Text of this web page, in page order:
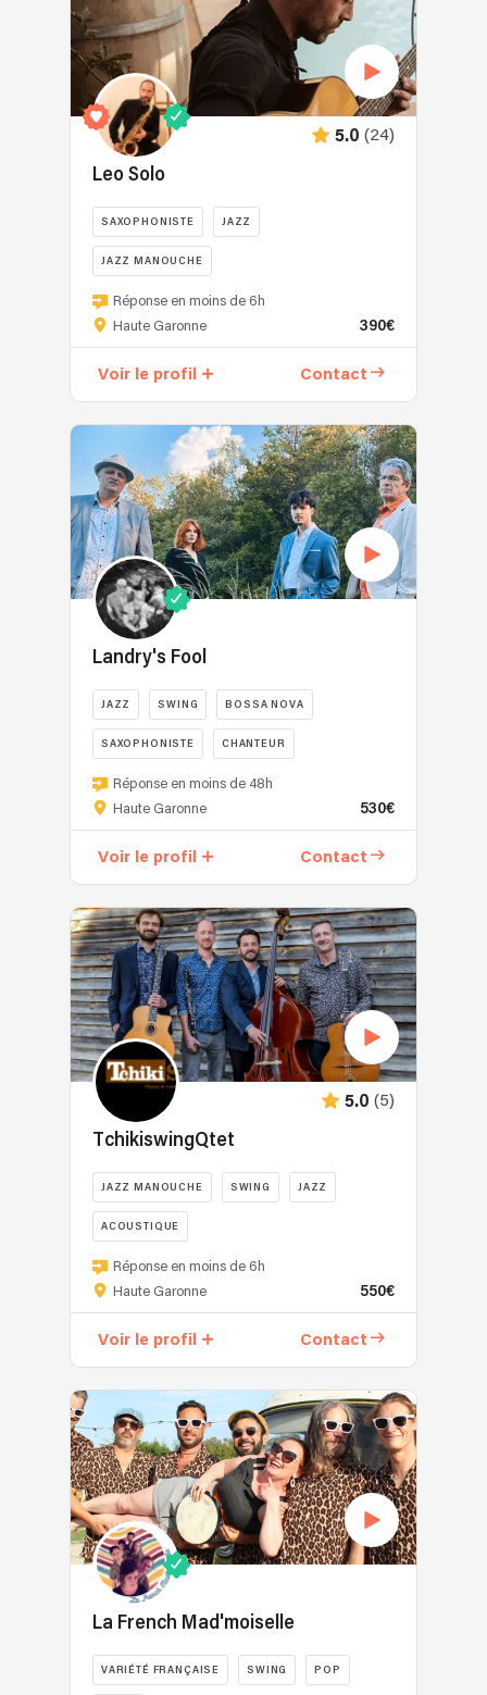
5.0 (24)
Leo Solo
SAXOPHONISTE JAZZ
JAZZ MANOUCHE
Réponse en moins de 6h
Haute Garonne
390€
Voir le profil Contact
Landry's Fool
JAZZ SWING BOSSA NOVA
SAXOPHONISTE CHANTEUR
Réponse en moins de 48h
Haute Garonne
530€
Voir le profil Contact
5.0 (5)
TchikiswingQtet
JAZZ MANOUCHE SWING JAZZ
ACOUSTIQUE
Réponse en moins de 6h
Haute Garonne
550€
Voir le profil Contact
La French Mad'moiselle
VARIÉTÉ FRANÇAISE SWING POP